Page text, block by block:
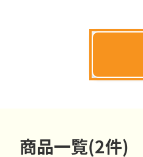
商品一覧(2件)